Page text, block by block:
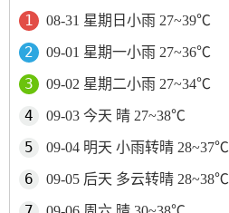
08-31 星期日小雨 27~39℃
09-01 星期一小雨 27~36℃
09-02 星期二小雨 27~34℃
09-03 今天 晴 27~38℃
09-04 明天 小雨转晴 28~37℃
09-05 后天 多云转晴 28~38℃